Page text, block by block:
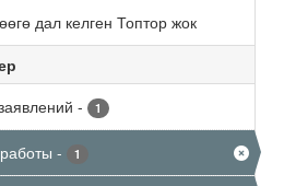
дал келген Топтор жок
- 1
- 1